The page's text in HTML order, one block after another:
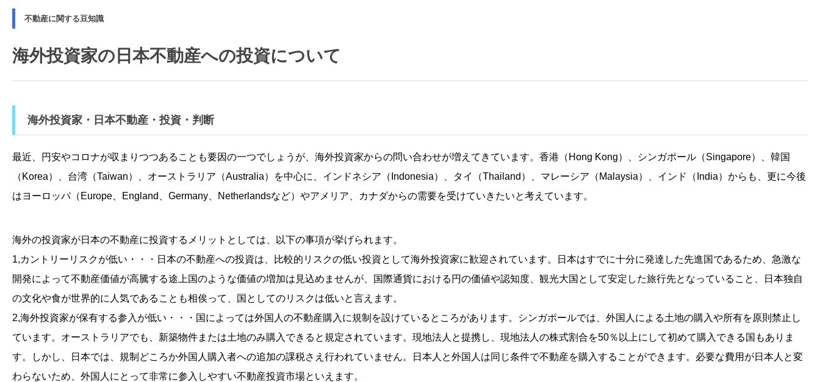
不動産に関する豆知識
海外投資家の日本不動産への投資について
海外投資家・日本不動産・投資・判断
最近、円安やコロナが収まりつつあることも要因の一つでしょうが、海外投資家からの問い合わせが増えてきています。香港（Hong Kong）、シンガポール（Singapore）、韓国
（Korea）、台湾（Taiwan）、オーストラリア（Australia）を中心に、インドネシア（Indonesia）、タイ（Thailand）、マレーシア（Malaysia）、インド（India）からも、更に今後
はヨーロッパ（Europe、England、Germany、Netherlandsなど）やアメリア、カナダからの需要を受けていきたいと考えています。
海外の投資家が日本の不動産に投資するメリットとしては、以下の事項が挙げられます。
1,カントリーリスクが低い・・・日本の不動産への投資は、比較的リスクの低い投資として海外投資家に歓迎されています。日本はすでに十分に発達した先進国であるため、急激な
開発によって不動産価値が高騰する途上国のような価値の増加は見込めませんが、国際通貨における円の価値や認知度、観光大国として安定した旅行先となっていること、日本独自
の文化や食が世界的に人気であることも相俟って、国としてのリスクは低いと言えます。
2,海外投資家が保有する参入が低い・・・国によっては外国人の不動産購入に規制を設けているところがあります。シンガポールでは、外国人による土地の購入や所有を原則禁止し
ています。オーストラリアでも、新築物件または土地のみ購入できると規定されています。現地法人と提携し、現地法人の株式割合を50％以上にして初めて購入できる国もありま
す。しかし、日本では、規制どころか外国人購入者への追加の課税さえ行われていません。日本人と外国人は同じ条件で不動産を購入することができます。必要な費用が日本人と変
わらないため、外国人にとって非常に参入しやすい不動産投資市場といえます。